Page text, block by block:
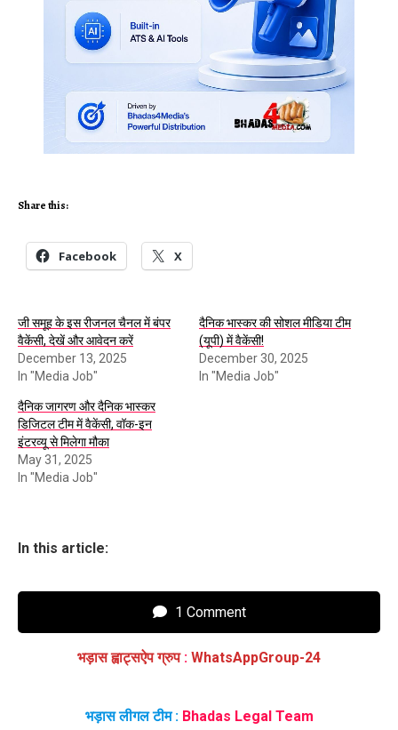
Share this:
Facebook X
जी समूह के इस रीजनल चैनल में बंपर
वैकेंसी, देखें और आवेदन करें
December 13, 2025
In "Media Job"
दैनिक भास्कर की सोशल मीडिया टीम
(यूपी) में वैकेंसी!
December 30, 2025
In "Media Job"
दैनिक जागरण और दैनिक भास्कर
डिजिटल टीम में वैकेंसी, वॉक-इन
इंटरव्यू से मिलेगा मौका
May 31, 2025
In "Media Job"
In this article:
1 Comment
भड़ास ह्वाट्सऐप ग्रुप : WhatsAppGroup-24
भड़ास लीगल टीम : Bhadas Legal Team